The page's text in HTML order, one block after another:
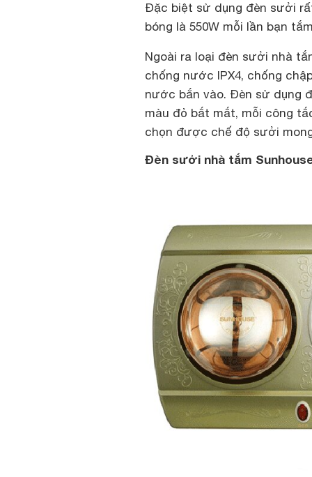
Đặc biệt sử dụng đèn sưởi
bóng là 550W mỗi lần bạn
Ngoài ra loại đèn sưởi nhà
chống nước IPX4, chống
nước bắn vào. Đèn sử dụng
màu đỏ bắt mắt, mỗi công
chọn được chế độ sưởi
Đèn sưởi nhà tắm